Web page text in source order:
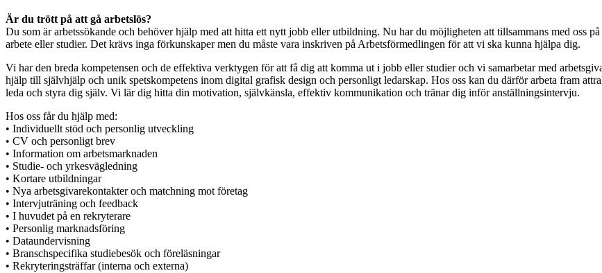
Är du trött på att gå arbetslös?
Du som är arbetssökande och behöver hjälp med att hitta ett nytt jobb eller utbildning. Nu har du möjligheten att tillsammans med oss
arbete eller studier. Det krävs inga förkunskaper men du måste vara inskriven på Arbetsförmedlingen för att vi ska kunna hjälpa dig.
Vi har den breda kompetensen och de effektiva verktygen för att få dig att komma ut i jobb eller studier och vi samarbetar med
hjälp till självhjälp och unik spetskompetens inom digital grafisk design och personligt ledarskap. Hos oss kan du därför arbeta fram
leda och styra dig själv. Vi lär dig hitta din motivation, självkänsla, effektiv kommunikation och tränar dig inför anställningsintervju.
Hos oss får du hjälp med:
• Individuellt stöd och personlig utveckling
• CV och personligt brev
• Information om arbetsmarknaden
• Studie- och yrkesvägledning
• Kortare utbildningar
• Nya arbetsgivarekontakter och matchning mot företag
• Intervjuträning och feedback
• I huvudet på en rekryterare
• Personlig marknadsföring
• Dataundervisning
• Branschspecifika studiebesök och föreläsningar
• Rekryteringsträffar (interna och externa)